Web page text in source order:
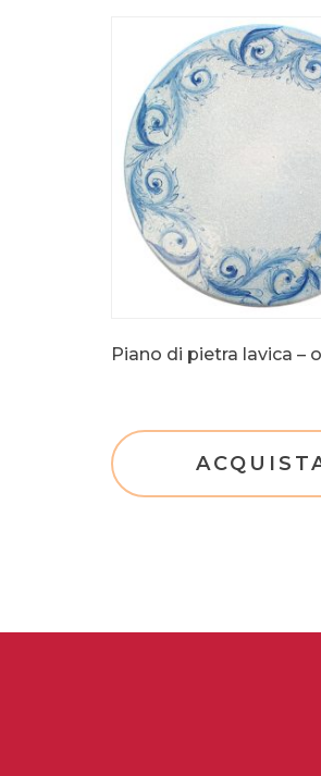
Piano di pietra lavica –